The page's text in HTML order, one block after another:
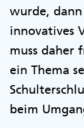
wurde,
innovatives
muss daher
ein Thema
beim